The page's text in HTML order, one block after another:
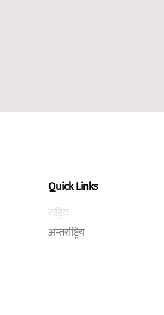
Quick Links
राष्ट्रिय
अन्तर्राष्ट्रिय